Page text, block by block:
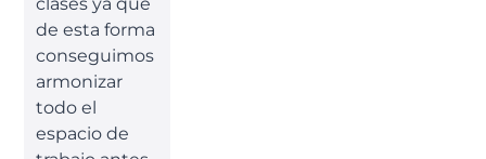
de esta forma
conseguimos
armonizar
todo el
espacio de